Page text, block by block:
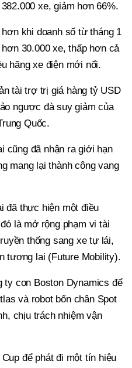
xe, giảm hơn 66%.
khi doanh số từ tháng 1
30.000 xe, thấp hơn cả
hãng xe điện mới nổi.
tài trợ trị giá hàng tỷ USD
ngược đà suy giảm của
Quốc.
cũng đã nhận ra giới hạn
mang lại thành công vang
đã thực hiện một điều
là mở rộng phạm vi tài
thống sang xe tự lái,
tương lai (Future Mobility).
ty con Boston Dynamics để
và robot bốn chân Spot
chịu trách nhiệm vận
để phát đi một tín hiệu